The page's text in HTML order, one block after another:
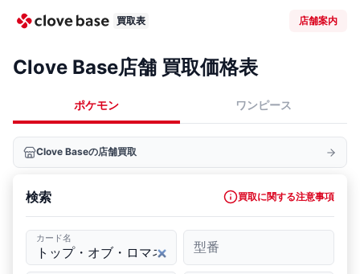
買取表 店舗案内
Clove Base店舗 買取価格表
ポケモン ワンピース
Clove Baseの店舗買取
検索 買取に関する注意事項
カード名
型番